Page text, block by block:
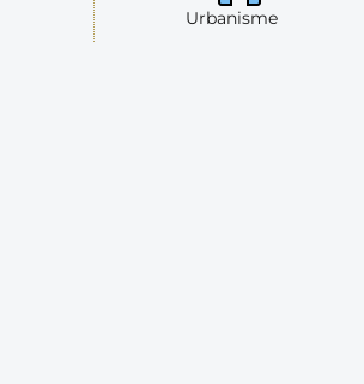
Urbanisme